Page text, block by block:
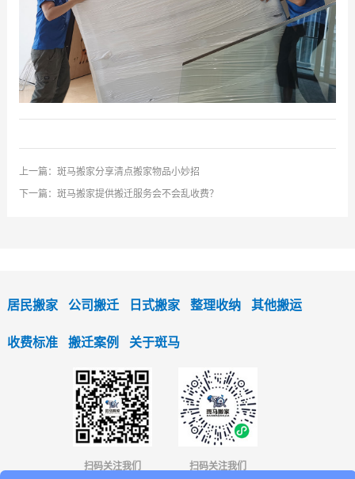
上一篇： 斑马搬家分享清点搬家物品小妙招
下一篇： 斑马搬家提供搬迁服务会不会乱收费？
居民搬家 公司搬迁 日式搬家 整理收纳 其他搬运
收费标准 搬迁案例 关于斑马
扫码关注我们 扫码关注我们